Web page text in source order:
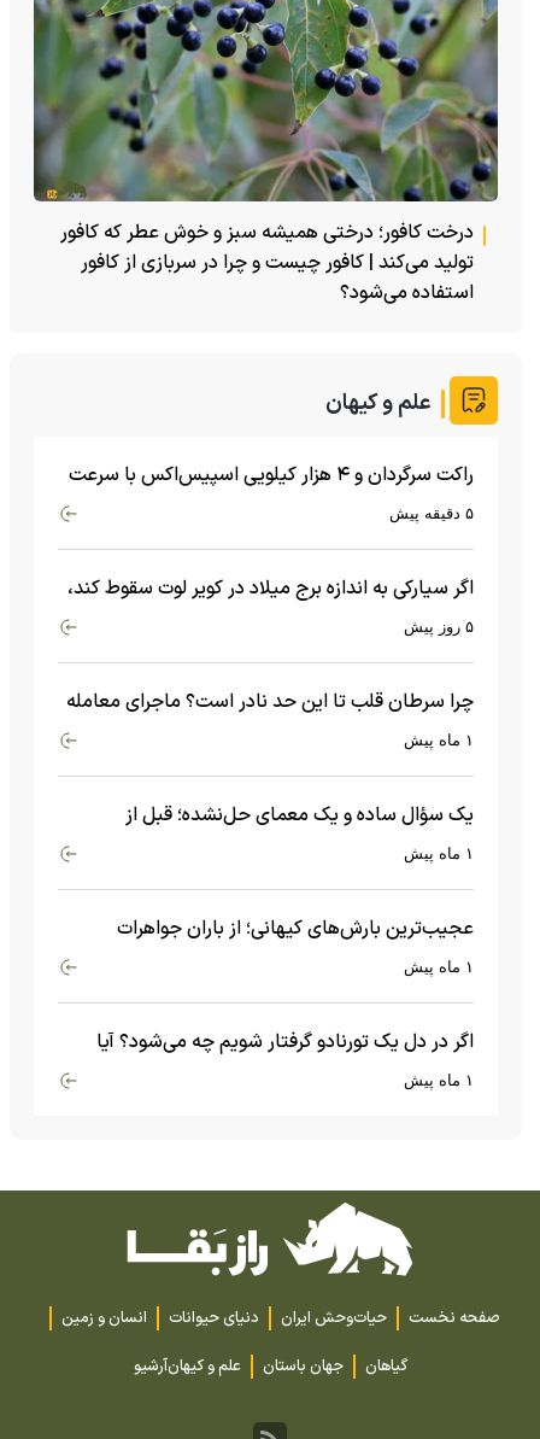
درخت کافور؛ درختی همیشه سبز و خوش عطر که کافور
تولید می‌کند | کافور چیست و چرا در سربازی از کافور
استفاده می‌شود؟
علم و کیهان
راکت سرگردان و ۴ هزار کیلویی اسپیس‌اکس با سرعت
هشت هزار و ۶۹۰ کیلومتر در ساعت به ماه برخورد کرد
۵ دقیقه پیش
اگر سیارکی به اندازه برج میلاد در کویر لوت سقوط کند،
چه اتفاقی می‌افتد؟
۵ روز پیش
چرا سرطان قلب تا این حد نادر است؟ ماجرای معامله
عجیبی که در بدن اتفاق می‌افتد!۱ ماه پیش
یک سؤال ساده و یک معمای حل‌نشده؛ قبل از
بیگ‌بنگ و آغاز جهان چه چیزی وجود داشت؟۱ ماه پیش
عجیب‌ترین بارش‌های کیهانی؛ از باران جواهرات
گران‌قیمت تا بارش آهن و شیشه۱ ماه پیش
اگر در دل یک تورنادو گرفتار شویم چه می‌شود؟ آیا
امکان زنده ماندن وجود دارد؟۱ ماه پیش
صفحه نخست حیات‌وحش ایران دنیای حیوانات
انسان و زمین
گیاهان
جهان باستان علم و کیهانآرشیو